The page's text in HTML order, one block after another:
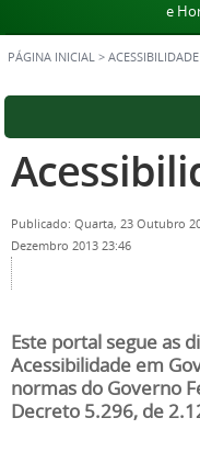
e
PÁGINA INICIAL > ACESSIBILIDADE
Publicado: Quarta, 23 Outubro
Dezembro 2013 23:46
Este portal segue as
Acessibilidade em
normas do Governo
Decreto 5.296, de